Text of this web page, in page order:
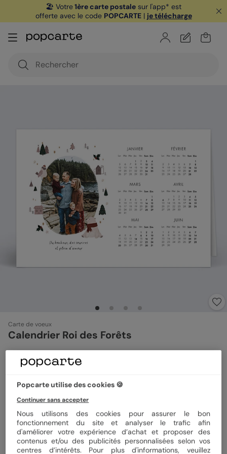
🏖️ Votre1ère carte postale sur l'app* est
offerte avec le code POPCARTE| je télécharge
Carte de voeux
Calendrier Roi des Forêts
Format
Papier Papier Satiné
Quantité 1 carte
Popcarte utilise des cookies 🍪
Continuer sans accepter
Nous utilisons des cookies pour assurer le bon
fonctionnement du site et analyser le trafic afin
d'améliorer votre expérience d’achat et proposer des
contenus et/ou des publicités personnalisées selon vos
centres d’intérêts. Pour plus d'informations, veuillez